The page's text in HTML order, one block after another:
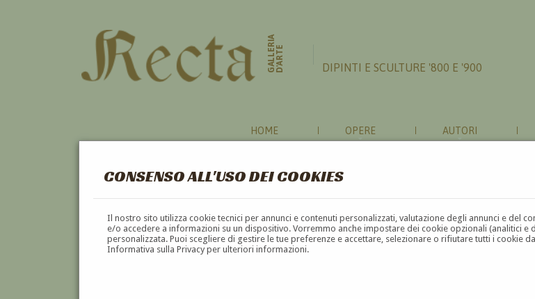
CONSENSO ALL'USO DEI COOKIES
Il nostro sito utilizza cookie tecnici per annunci e contenuti personalizzati, valutazione degli annunci e del
e/o accedere a informazioni su un dispositivo. Vorremmo anche impostare dei cookie opzionali (analitici
personalizzata. Puoi scegliere di gestire le tue preferenze e accettare, selezionare o rifiutare tutti i cookie
Informativa sulla Privacy per ulteriori informazioni.
GALLERIAD'ARTE DIPINTI E SCULTURE '800 E '900
HOME OPERE AUTORI
ELENCO COMPLETO DEGLI AUTORI
A B C D E F G H I J K L M N O P